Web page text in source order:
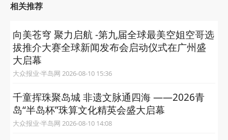
相关推荐
向美苍穹 聚力启航 -第九届全球最美空姐空哥选
拔推介大赛全球新闻发布会启动仪式在广州盛
大启幕
大众报业·半岛网 2026-08-10 15:36
千童挥珠聚岛城 非遗文脉通四海 ——2026青
岛“半岛杯”珠算文化精英会盛大启幕
大众报业·半岛网 2026-08-10 14:08